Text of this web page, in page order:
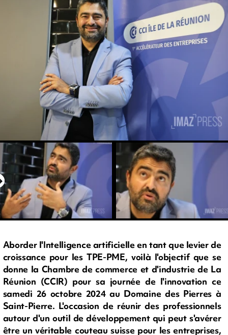
Aborder l'Intelligence artificielle en tant que levier de
croissance pour les TPE-PME, voilà l'objectif que se
donne la Chambre de commerce et d'industrie de La
Réunion (CCIR) pour sa journée de l'innovation ce
samedi 26 octobre 2024 au Domaine des Pierres à
Saint-Pierre. L'occasion de réunir des professionnels
autour d'un outil de développement qui peut s'avérer
être un véritable couteau suisse pour les entreprises,